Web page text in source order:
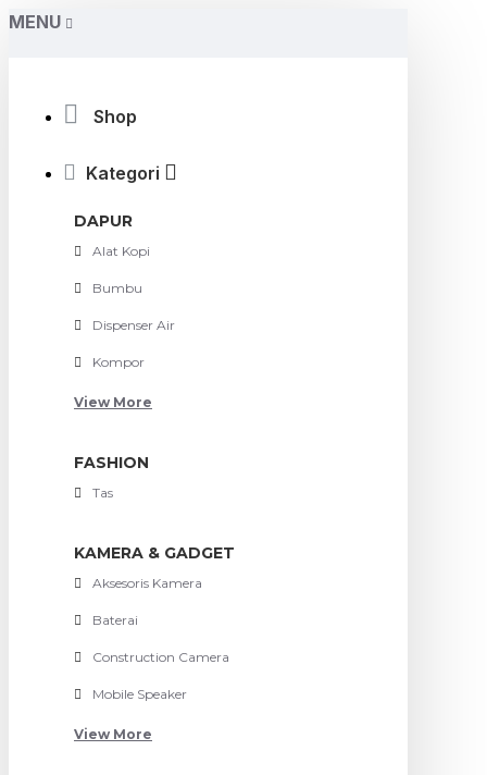
MENU
Shop
Kategori
DAPUR
Alat Kopi
Bumbu
Dispenser Air
Kompor
View More
FASHION
Tas
KAMERA & GADGET
Aksesoris Kamera
Baterai
Construction Camera
Mobile Speaker
View More